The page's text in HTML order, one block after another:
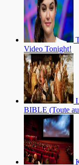
Video Tonight!
BIBLE (Toute